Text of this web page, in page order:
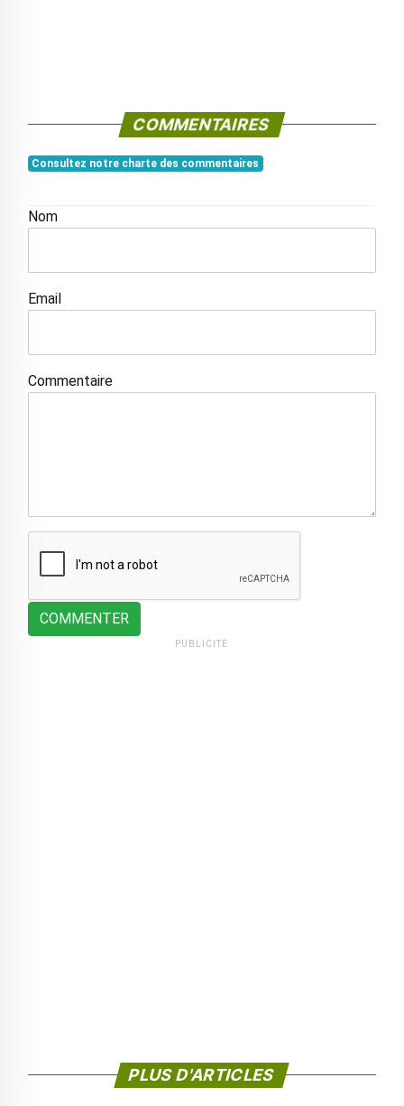
COMMENTAIRES
Consultez notre charte des commentaires
Nom
Email
Commentaire
COMMENTER
PUBLICITÉ
PLUS D'ARTICLES